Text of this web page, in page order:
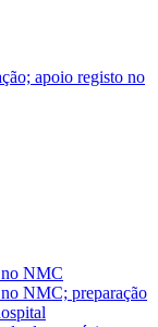
apoio registo no
no NMC
NMC; preparação